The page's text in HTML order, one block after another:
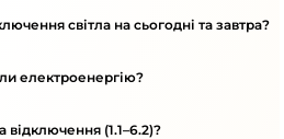
світла на сьогодні та завтра?
електроенергію?
(1.1–6.2)?